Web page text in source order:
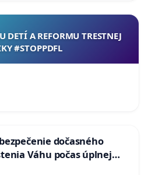
DETÍ A REFORMU TRESTNEJ
#STOPPDFL
dočasného
Váhu počas úplnej
v Komárne